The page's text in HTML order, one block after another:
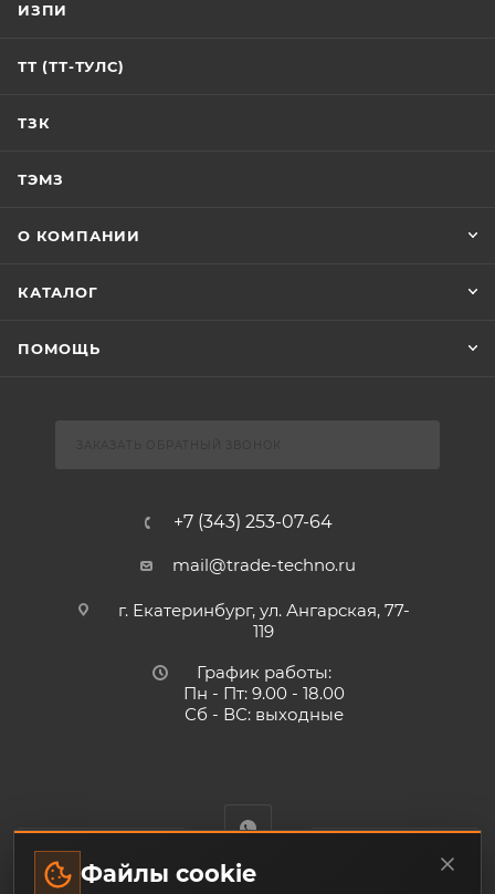
ИЗПИ
ТТ (ТТ-ТУЛС)
ТЗК
ТЭМЗ
О КОМПАНИИ
КАТАЛОГ
ПОМОЩЬ
+7 (343) 253-07-64
mail@trade-techno.ru
г. Екатеринбург, ул. Ангарская, 77-
119
График работы:
Пн - Пт: 9.00 - 18.00
Сб - ВС: выходные
Файлы cookie